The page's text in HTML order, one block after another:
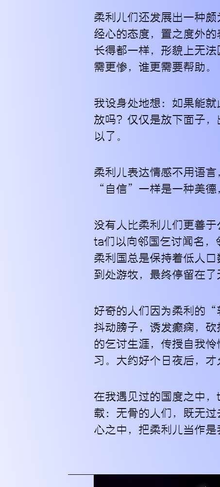
柔利儿们还发展出一种
经心的态度，置之度外
长得都一样，形貌上无
需更惨，谁更需要帮助。
我设身处地想：如果能
放吗？仅仅是放下面子
以了。
柔利儿表达情感不用语
“自信”一样是一种美德
没有人比柔利儿们更善
ta们以向邻国乞讨闻名，
柔利国总是保持着低人
到处游牧，最终停留在
好奇的人们因为柔利的“
抖动膀子，诱发癫痫，
的乞讨生涯，传授自我
习。大约好个日夜后，才
在我遇见过的国度之中
载：无骨的人们，既无
心之中，把柔利儿当作